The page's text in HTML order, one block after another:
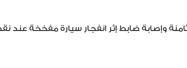
وإصابة ضابط إثر انفجار سيارة مفخخة